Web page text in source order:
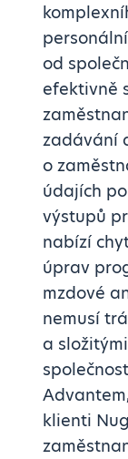
od
efektivně
zadávání
o
údajích
výstupů
nabízí
úprav
mzdové
nemusí
a
klienti